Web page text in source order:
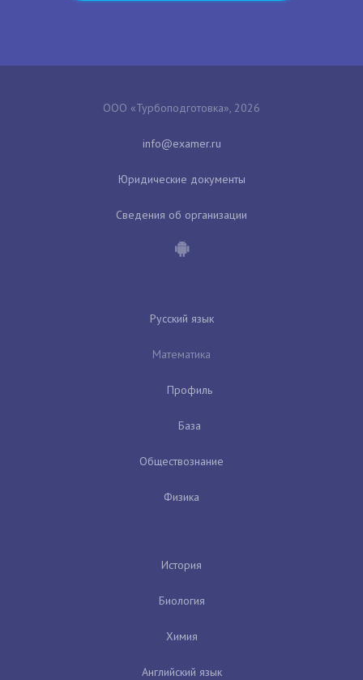
ООО «Турбоподготовка», 2026
Юридические документы
Сведения об организации
Русский язык
Математика
Профиль
База
Обществознание
Физика
История
Биология
Химия
Английский язык